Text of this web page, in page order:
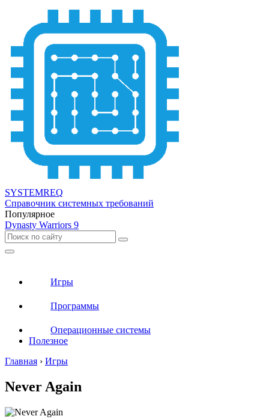
SYSTEMREQ
Справочник системных требований
Популярное
Dynasty Warriors 9
Игры
Программы
Операционные системы
Полезное
Главная › Игры
Never Again